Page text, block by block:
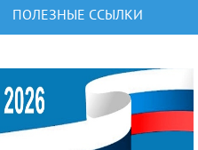
ПОЛЕЗНЫЕ ССЫЛКИ